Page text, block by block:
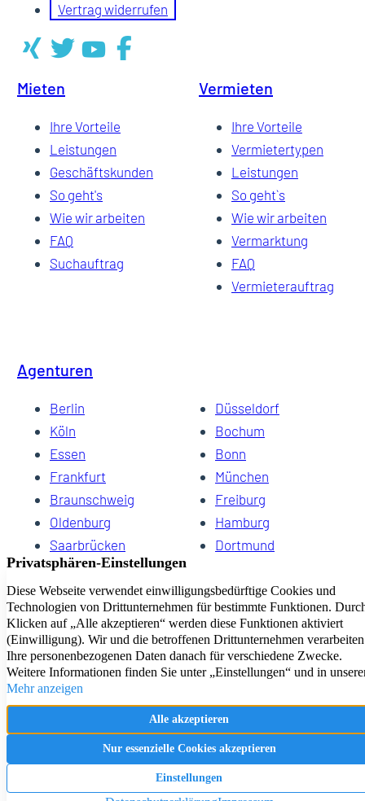
Vertrag widerrufen
Mieten
Ihre Vorteile
Leistungen
Geschäftskunden
So geht's
Wie wir arbeiten
FAQ
Suchauftrag
Vermieten
Ihre Vorteile
Vermietertypen
Leistungen
So geht`s
Wie wir arbeiten
Vermarktung
FAQ
Vermieterauftrag
Agenturen
Berlin
Düsseldorf
Köln
Bochum
Essen
Bonn
Frankfurt
München
Braunschweig
Freiburg
Oldenburg
Hamburg
Saarbrücken
Dortmund
Hannover
Dresden
Kiel
Wuppertal
Bremen
HomeCompany eG Ihre Agenturen für Wohnen auf Zeit
Impressum Datenschutz Kontakt